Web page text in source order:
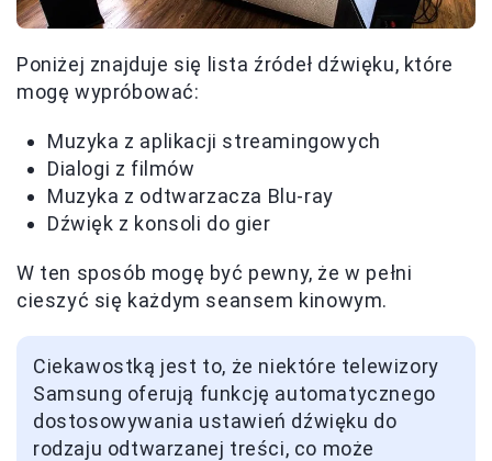
Poniżej znajduje się lista źródeł dźwięku, które
mogę wypróbować:
Muzyka z aplikacji streamingowych
Dialogi z filmów
Muzyka z odtwarzacza Blu-ray
Dźwięk z konsoli do gier
W ten sposób mogę być pewny, że w pełni
cieszyć się każdym seansem kinowym.
Ciekawostką jest to, że niektóre telewizory
Samsung oferują funkcję automatycznego
dostosowywania ustawień dźwięku do
rodzaju odtwarzanej treści, co może